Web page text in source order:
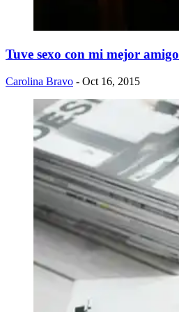
Tuve sexo con mi mejor amigo
Carolina Bravo - Oct 16, 2015